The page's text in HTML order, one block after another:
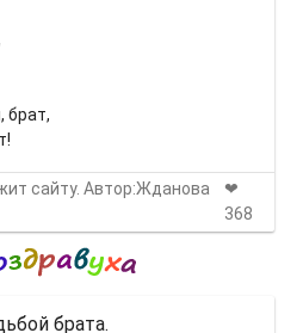
брат,
сайту. Автор:Жданова
❤
368
брата.